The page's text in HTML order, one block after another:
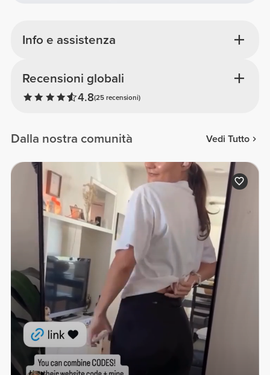
Info e assistenza
Recensioni globali
4.8(25 recensioni)
Dalla nostra comunità Vedi Tutto